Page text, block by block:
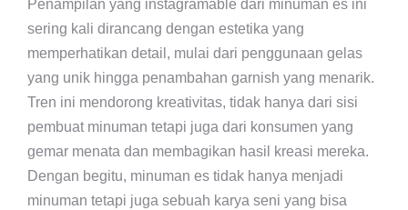
Penampilan yang instagramable dari minuman es ini
sering kali dirancang dengan estetika yang
memperhatikan detail, mulai dari penggunaan gelas
yang unik hingga penambahan garnish yang menarik.
Tren ini mendorong kreativitas, tidak hanya dari sisi
pembuat minuman tetapi juga dari konsumen yang
gemar menata dan membagikan hasil kreasi mereka.
Dengan begitu, minuman es tidak hanya menjadi
minuman tetapi juga sebuah karya seni yang bisa